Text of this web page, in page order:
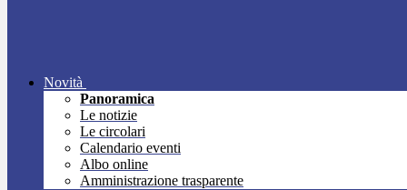
Novità
Panoramica
Le notizie
Le circolari
Calendario eventi
Albo online
Amministrazione trasparente